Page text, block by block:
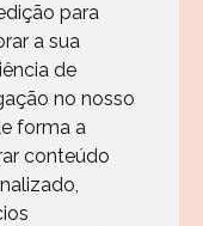
para
a sua
de
no nosso
forma a
conteúdo